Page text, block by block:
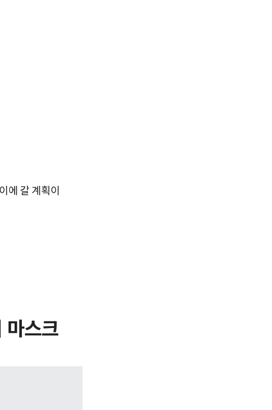
에 갈 계획이
스크